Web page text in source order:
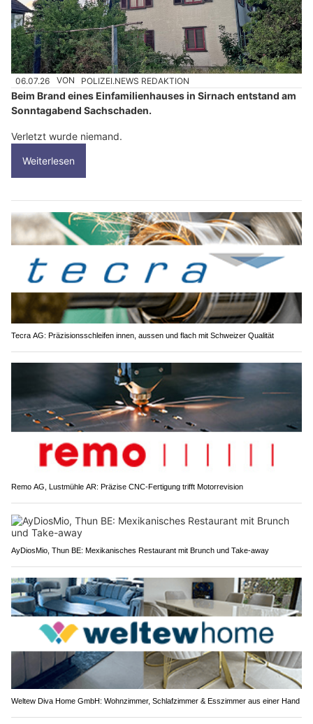
06.07.26 VON POLIZEI.NEWS REDAKTION
Beim Brand eines Einfamilienhauses in Sirnach entstand am
Sonntagabend Sachschaden.
Verletzt wurde niemand.
Weiterlesen
Tecra AG: Präzisionsschleifen innen, aussen und flach mit Schweizer Qualität
Remo AG, Lustmühle AR: Präzise CNC-Fertigung trifft Motorrevision
AyDiosMio, Thun BE: Mexikanisches Restaurant mit Brunch und Take-away
Weltew Diva Home GmbH: Wohnzimmer, Schlafzimmer & Esszimmer aus einer Hand